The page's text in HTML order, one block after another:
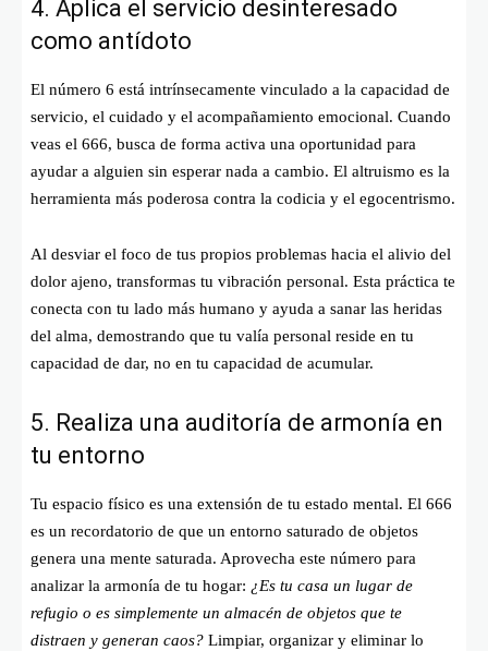
4. Aplica el servicio desinteresado
como antídoto
El número 6 está intrínsecamente vinculado a la capacidad de
servicio, el cuidado y el acompañamiento emocional. Cuando
veas el 666, busca de forma activa una oportunidad para
ayudar a alguien sin esperar nada a cambio. El altruismo es la
herramienta más poderosa contra la codicia y el egocentrismo.
Al desviar el foco de tus propios problemas hacia el alivio del
dolor ajeno, transformas tu vibración personal. Esta práctica te
conecta con tu lado más humano y ayuda a sanar las heridas
del alma, demostrando que tu valía personal reside en tu
capacidad de dar, no en tu capacidad de acumular.
5. Realiza una auditoría de armonía en
tu entorno
Tu espacio físico es una extensión de tu estado mental. El 666
es un recordatorio de que un entorno saturado de objetos
genera una mente saturada. Aprovecha este número para
analizar la armonía de tu hogar: ¿Es tu casa un lugar de
refugio o es simplemente un almacén de objetos que te
distraen y generan caos? Limpiar, organizar y eliminar lo